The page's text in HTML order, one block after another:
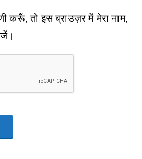
करूँ, तो इस ब्राउज़र में मेरा नाम,